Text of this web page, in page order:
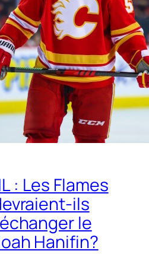
: Les Flames
ils
le
Hanifin?